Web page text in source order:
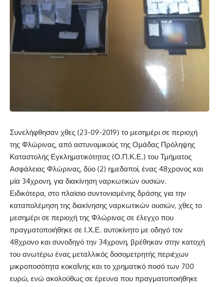
Συνελήφθησαν χθες (23-09-2019) το μεσημέρι σε περιοχή
της Φλώρινας, από αστυνομικούς της Ομάδας Πρόληψης
Καταστολής Εγκληματικότητας (Ο.Π.Κ.Ε.) του Τμήματος
Ασφάλειας Φλώρινας, δύο (2) ημεδαποί, ένας 48χρονος και
μία 34χρονη, για διακίνηση ναρκωτικών ουσιών.
Ειδικότερα, στο πλαίσιο συντονισμένης δράσης για την
καταπολέμηση της διακίνησης ναρκωτικών ουσιών, χθες το
μεσημέρι σε περιοχή της Φλώρινας σε έλεγχο που
πραγματοποιήθηκε σε Ι.Χ.Ε. αυτοκίνητο με οδηγό τον
48χρονο και συνοδηγό την 34χρονη, βρέθηκαν στην κατοχή
του ανωτέρω ένας μεταλλικός δοσομετρητής περιέχων
μικροποσότητα κοκαΐνης και το χρηματικό ποσό των 700
ευρώ, ενώ ακολούθως σε έρευνα που πραγματοποιήθηκε